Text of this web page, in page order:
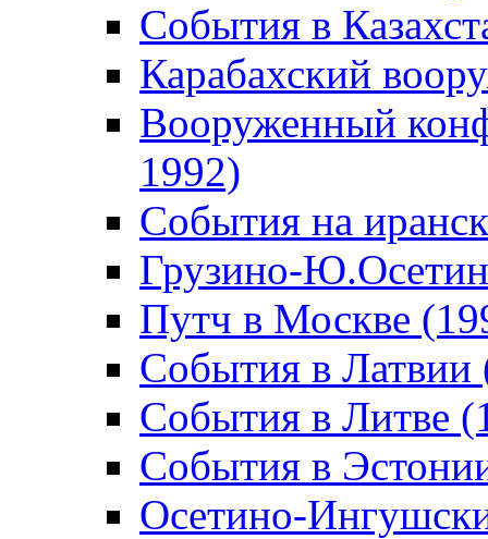
События в
Карабахский
Вооруженный
1992)
События на
Грузино-
Путч в Москве
События в Латвии
События в Литве
События в
Осетино-